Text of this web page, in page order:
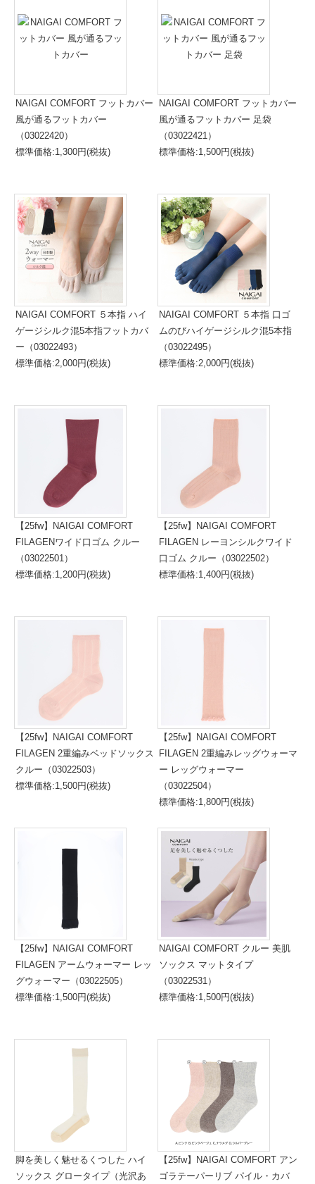
NAIGAI COMFORT フットカバー
風が通るフットカバー
（03022420）
標準価格:1,300円(税抜)
NAIGAI COMFORT フットカバー
風が通るフットカバー 足袋
（03022421）
標準価格:1,500円(税抜)
NAIGAI COMFORT ５本指 ハイ
ゲージシルク混5本指フットカバ
ー（03022493）
標準価格:2,000円(税抜)
NAIGAI COMFORT ５本指 口ゴ
ムのびハイゲージシルク混5本指
（03022495）
標準価格:2,000円(税抜)
【25fw】NAIGAI COMFORT
FILAGENワイド口ゴム クルー
（03022501）
標準価格:1,200円(税抜)
【25fw】NAIGAI COMFORT
FILAGEN レーヨンシルクワイド
口ゴム クルー（03022502）
標準価格:1,400円(税抜)
【25fw】NAIGAI COMFORT
FILAGEN 2重編みベッドソックス
クルー（03022503）
標準価格:1,500円(税抜)
【25fw】NAIGAI COMFORT
FILAGEN 2重編みレッグウォーマ
ー レッグウォーマー
（03022504）
標準価格:1,800円(税抜)
【25fw】NAIGAI COMFORT
FILAGEN アームウォーマー レッ
グウォーマー（03022505）
標準価格:1,500円(税抜)
NAIGAI COMFORT クルー 美肌
ソックス マットタイプ
（03022531）
標準価格:1,500円(税抜)
脚を美しく魅せるくつした ハイ
ソックス グロータイプ（光沢あ
【25fw】NAIGAI COMFORT アン
ゴラテーパーリブ パイル・カバ